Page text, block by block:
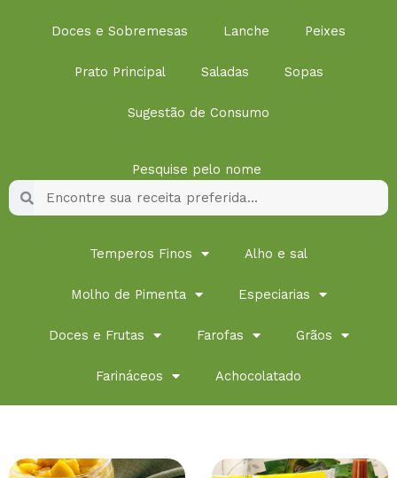
Doces e Sobremesas Lanche Peixes
Prato Principal Saladas Sopas
Sugestão de Consumo
Pesquise pelo nome
Pesquisar
Temperos Finos Alho e sal
Molho de Pimenta Especiarias
Doces e Frutas Farofas Grãos
Farináceos Achocolatado